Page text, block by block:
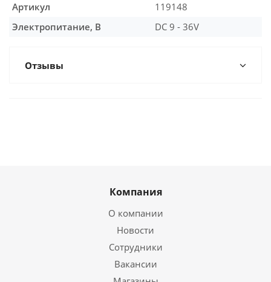
Артикул
119148
Электропитание, В
DC 9 - 36V
Отзывы
Компания
О компании
Новости
Сотрудники
Вакансии